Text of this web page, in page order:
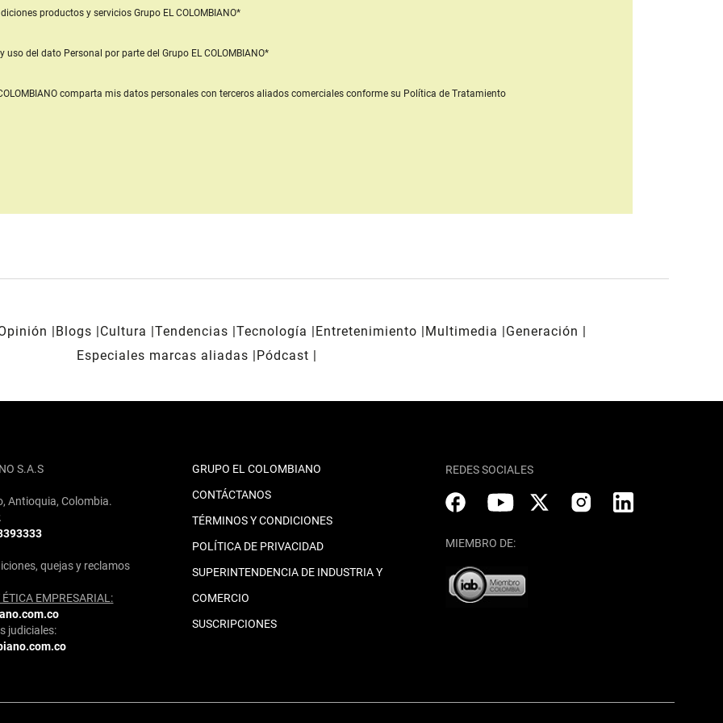
productos y servicios Grupo EL COLOMBIANO*
uso del dato Personal por parte del Grupo EL COLOMBIANO*
comparta mis datos personales con terceros aliados comercialesconforme su Política de Tratamiento
Blogs Cultura Tendencias Tecnología Entretenimiento Multimedia
Generación
Especiales marcas aliadas
Pódcast
S.A.S
Antioquia, Colombia.
quejas y reclamos
EMPRESARIAL:
judiciales:
GRUPO EL COLOMBIANO
CONTÁCTANOS
TÉRMINOS Y CONDICIONES
POLÍTICA DE PRIVACIDAD
SUPERINTENDENCIA DE INDUSTRIA Y
COMERCIO
SUSCRIPCIONES
REDES SOCIALES
MIEMBRO DE: